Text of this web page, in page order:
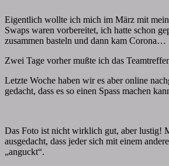
Eigentlich wollte ich mich im März mit
Swaps waren vorbereitet, ich hatte schon
zusammen basteln und dann kam Corona…
Zwei Tage vorher mußte ich das
Letzte Woche haben wir es aber online
gedacht, dass es so einen Spass machen
Das Foto ist nicht wirklich gut, aber lustig!
ausgedacht, dass jeder sich mit einem
„anguckt“.